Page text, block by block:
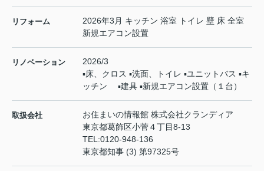
リフォーム
2026年3月 キッチン 浴室 トイレ 壁 床 全室
新規エアコン設置
リノベーション
2026/3
▪床、クロス ▪洗面、トイレ ▪ユニットバス ▪キ
ッチン ▪建具 ▪新規エアコン設置（１台）
取扱会社
お住まいの情報館 株式会社クランディア
東京都葛飾区小菅４丁目8-13
TEL:0120-948-136
東京都知事 (3) 第97325号